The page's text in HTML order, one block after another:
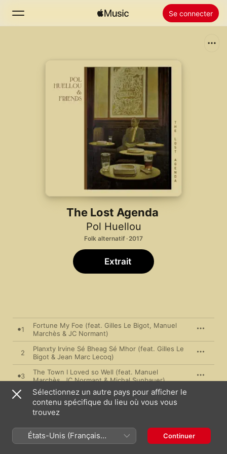
Se connecter
Nouveautés
Installer Apple Music
The Lost Agenda
Pol Huellou
Folk alternatif · 2017
Extrait
1
Fortune My Foe (feat. Gilles Le Bigot, Manuel
Marchès & JC Normant)
2
Planxty Irvine Sé Bheag Sé Mhor (feat. Gilles Le
Bigot & Jean Marc Lecoq)
3
The Town I Loved so Well (feat. Manuel
Marchès, JC Normant & Michal Sunbauer)
4
The Star of County Down (feat. Gilles Le Bigot,
Christophe Menguy, Paul Rodden & Vasken
Moi J'm'ennuie (feat. Michèle Kerhoas, Denis
JC Normant)
Les Goémons (feat. Gilles Le Bigot, Jean Marc
Sélectionnez un autre pays pour afficher le
contenu spécifique du lieu où vous vous
trouvez
États-Unis (Français
France)
Continuer